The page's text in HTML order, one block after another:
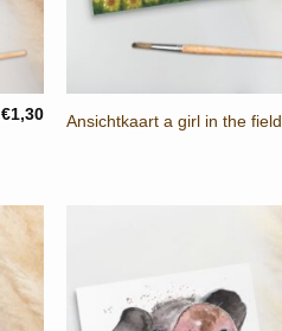
€1,30 Ansichtkaart a girl in the field